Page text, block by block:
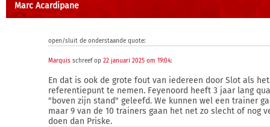
Marc Acardipane
open/sluit de onderstaande quote:
Marquis schreef op 22 januari 2025 om 19:04:
En dat is ook de grote fout van iedereen door Slot als het
referentiepunt te nemen. Feyenoord heeft 3 jaar lang
"boven zijn stand" geleefd. We kunnen wel een trainer
maar 9 van de 10 trainers gaan het net zo slecht of nog
doen dan Priske.